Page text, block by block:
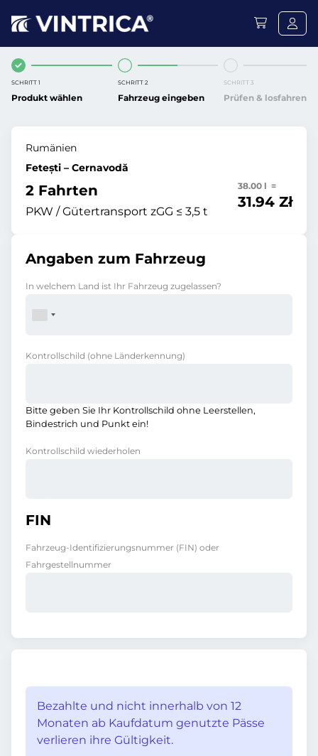
SCHRITT 1
Produkt wählen
SCHRITT 2
Fahrzeug eingeben
SCHRITT 3
Prüfen & losfahren
Rumänien
Fetești – Cernavodă
2 Fahrten
PKW / Gütertransport zGG ≤ 3,5 t
38.00 l =
31.94 Zł
Angaben zum Fahrzeug
In welchem Land ist Ihr Fahrzeug zugelassen?
Kontrollschild (ohne Länderkennung)
Bitte geben Sie Ihr Kontrollschild ohne Leerstellen,
Bindestrich und Punkt ein!
Kontrollschild wiederholen
FIN
Fahrzeug-Identifizierungsnummer (FIN) oder
Fahrgestellnummer
Bezahlte und nicht innerhalb von 12
Monaten ab Kaufdatum genutzte Pässe
verlieren ihre Gültigkeit.